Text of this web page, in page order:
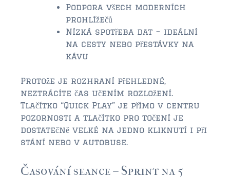
$1,000,000 – $2,000,000
$2,000,000 and up
$150,000 and down
$150,000 – $350,000
$350,000 – $500,000
$500,000 – $750,000
$750,000 – $1,000,000
Podpora všech moderních
prohlížečů
Nízká spotřeba dat – ideální
na cesty nebo přestávky na
kávu
Protože je rozhraní přehledné,
neztrácíte čas učením rozložení.
Tlačítko “Quick Play” je přímo v centru
pozornosti a tlačítko pro točení je
dostatečně velké na jedno kliknutí i při
stání nebo v autobuse.
Časování seance – Sprint na 5